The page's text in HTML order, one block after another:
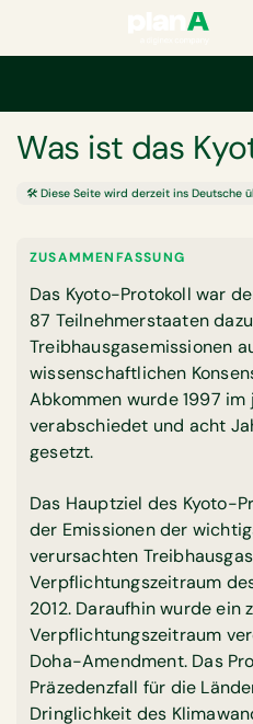
Was ist das
🛠️ Diese Seite wird derzeit ins Deutsche
ZUSAMMENFASSUNG
Das Kyoto-Protokoll war
87 Teilnehmerstaaten
Treibhausgasemissionen
wissenschaftlichen
Abkommen wurde 1997
verabschiedet und acht
gesetzt.
Das Hauptziel des Kyoto-
der Emissionen der
verursachten
Verpflichtungszeitraum
2012. Daraufhin wurde ein
Verpflichtungszeitraum
Doha-Amendment. Das
Präzedenzfall für die
Dringlichkeit des